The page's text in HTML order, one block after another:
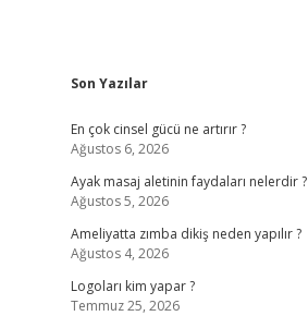
Sidebar
Son Yazılar
En çok cinsel gücü ne artırır ?
Ağustos 6, 2026
Ayak masaj aletinin faydaları nelerdir ?
Ağustos 5, 2026
Ameliyatta zımba dikiş neden yapılır ?
Ağustos 4, 2026
Logoları kim yapar ?
Temmuz 25, 2026